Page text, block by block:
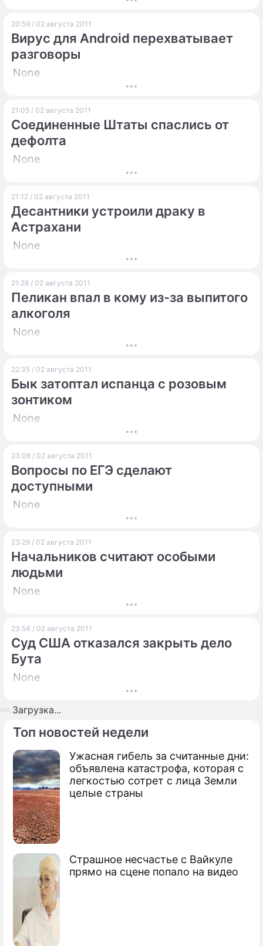
Топ новостей недели
Ужасная гибель за считанные дни:
объявлена катастрофа, которая с
легкостью сотрет с лица Земли
целые страны
Страшное несчастье с Вайкуле
прямо на сцене попало на видео
20:59 / 02 августа 2011
Вирус для Android перехватывает
разговоры
None
21:05 / 02 августа 2011
Соединенные Штаты спаслись от
дефолта
None
21:12 / 02 августа 2011
Десантники устроили драку в
Астрахани
None
21:28 / 02 августа 2011
Пеликан впал в кому из-за выпитого
алкоголя
None
22:35 / 02 августа 2011
Бык затоптал испанца с розовым
зонтиком
None
23:08 / 02 августа 2011
Вопросы по ЕГЭ сделают
доступными
None
23:29 / 02 августа 2011
Начальников считают особыми
людьми
None
23:54 / 02 августа 2011
Суд США отказался закрыть дело
Бута
None
Загрузка...